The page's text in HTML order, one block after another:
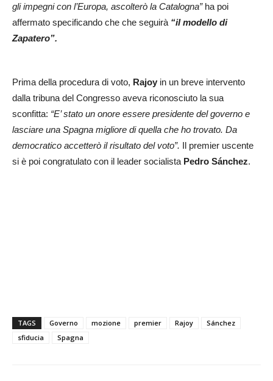
gli impegni con l’Europa, ascolterò la Catalogna”ha poi
affermato specificando che che seguirà “il modello di
Zapatero”.
Prima della procedura di voto, Rajoy in un breve intervento
dalla tribuna del Congresso aveva riconosciuto la sua
sconfitta: “E’ stato un onore essere presidente del governo e
lasciare una Spagna migliore di quella che ho trovato. Da
democratico accetterò il risultato del voto”. Il premier uscente
si è poi congratulato con il leader socialista Pedro Sánchez.
TAGS Governo mozione premier Rajoy
Sánchez
sfiducia
Spagna